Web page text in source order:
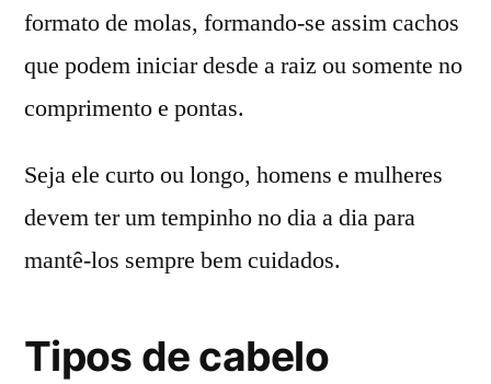
formato de molas, formando-se assim cachos
que podem iniciar desde a raiz ou somente no
comprimento e pontas.
Seja ele curto ou longo, homens e mulheres
devem ter um tempinho no dia a dia para
mantê-los sempre bem cuidados.
Tipos de cabelo